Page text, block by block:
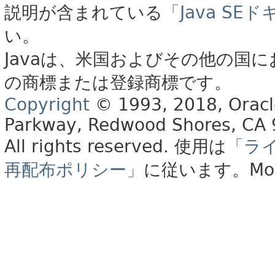
説明が含まれている
「Java SE
い。
Javaは、米国およびその他の国
の商標または登録商標です。
Copyright © 1993, 2018,
Parkway, Redwood Shores, CA
All rights reserved. 使用は 「ラ
再配布ポリシー」 に従います。